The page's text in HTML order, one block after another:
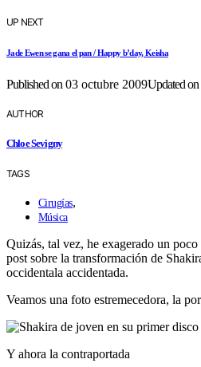
UP NEXT
Jade Ewen se gana el pan / Happy b’day, Keisha
Published on03 octubre 2009Updated on
AUTHOR
Chloe Sevigny
TAGS
Cirugías,
Música
Quizás, tal vez, he exagerado un
post sobre la transformación de
occidentala accidentada.
Veamos una foto estremecedora, la
Y ahora la contraportada